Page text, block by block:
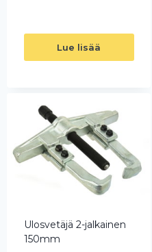
Lue lisää
Ulosvetäjä 2-jalkainen
150mm